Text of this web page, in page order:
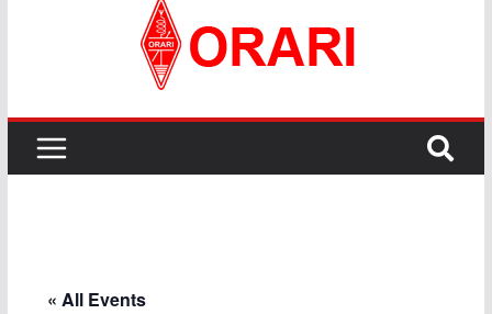
Preparatory Group for WRC-27 )
Aftiyedi Dalimunthe (YC5NNF) Resmi Pimpin ORARI
Lokal Bengkalis 2026–2029, Dikukuhkan Langsung
Ketua Orari Daerah Riau
Riau Beserta Jajaran Hadiri Muslok III Bengkalis
« All Events